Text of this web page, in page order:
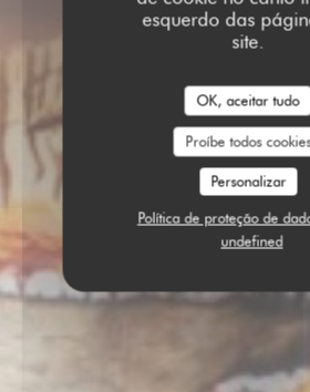
esquerdo das
site.
OK, aceitar tudo
Proíbe todos cookies
Personalizar
Política de proteção de
undefined